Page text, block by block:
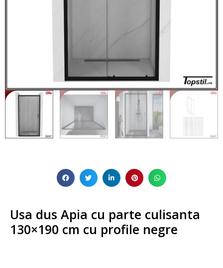
Usa dus Apia cu parte culisanta
130×190 cm cu profile negre